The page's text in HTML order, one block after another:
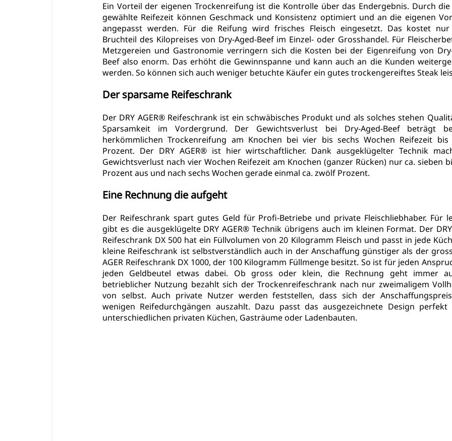
Ein Vorteil der eigenen Trockenreifung ist die Kontrolle über das Endergebnis. Durch
gewählte Reifezeit können Geschmack und Konsistenz optimiert und an die eigenen
angepasst werden. Für die Reifung wird frisches Fleisch eingesetzt. Das kostet nur
Bruchteil des Kilopreises von Dry-Aged-Beef im Einzel- oder Grosshandel. Für
Metzgereien und Gastronomie verringern sich die Kosten bei der Eigenreifung von
Beef also enorm. Das erhöht die Gewinnspanne und kann auch an die Kunden
werden. So können sich auch weniger betuchte Käufer ein gutes trockengereiftes Steak
Der sparsame Reifeschrank
Der DRY AGER® Reifeschrank ist ein schwäbisches Produkt und als solches stehen
Sparsamkeit im Vordergrund. Der Gewichtsverlust bei Dry-Aged-Beef beträgt
herkömmlichen Trockenreifung am Knochen bei vier bis sechs Wochen Reifezeit
Prozent. Der DRY AGER® ist hier wirtschaftlicher. Dank ausgeklügelter Technik
Gewichtsverlust nach vier Wochen Reifezeit am Knochen (ganzer Rücken) nur ca. sieben
Prozent aus und nach sechs Wochen gerade einmal ca. zwölf Prozent.
Eine Rechnung die aufgeht
Der Reifeschrank spart gutes Geld für Profi-Betriebe und private Fleischliebhaber. Für
gibt es die ausgeklügelte DRY AGER® Technik übrigens auch im kleinen Format. Der
Reifeschrank DX 500 hat ein Füllvolumen von 20 Kilogramm Fleisch und passt in jede
kleine Reifeschrank ist selbstverständlich auch in der Anschaffung günstiger als der
AGER Reifeschrank DX 1000, der 100 Kilogramm Füllmenge besitzt. So ist für jeden
jeden Geldbeutel etwas dabei. Ob gross oder klein, die Rechnung geht immer
betrieblicher Nutzung bezahlt sich der Trockenreifeschrank nach nur zweimaligem
von selbst. Auch private Nutzer werden feststellen, dass sich der
wenigen Reifedurchgängen auszahlt. Dazu passt das ausgezeichnete Design perfekt
unterschiedlichen privaten Küchen, Gasträume oder Ladenbauten.